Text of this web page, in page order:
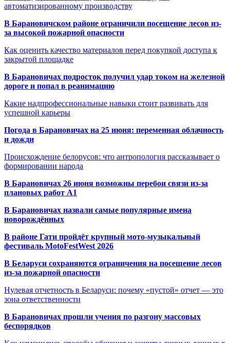
автоматизированному производству
В Барановичском районе ограничили посещение лесов из-
за высокой пожарной опасности
Как оценить качество материалов перед покупкой доступа к
закрытой площадке
В Барановичах подросток получил удар током на железной
дороге и попал в реанимацию
Какие надпрофессиональные навыки стоит развивать для
успешной карьеры
Погода в Барановичах на 25 июня: переменная облачность
и дожди
Происхождение белорусов: что антропология рассказывает о
формировании народа
В Барановичах 26 июня возможны перебои связи из-за
плановых работ A1
В Барановичах назвали самые популярные имена
новорождённых
В районе Гати пройдёт крупный мото-музыкальный
фестиваль MotoFestWest 2026
В Беларуси сохраняются ограничения на посещение лесов
из-за пожарной опасности
Нулевая отчетность в Беларуси: почему «пустой» отчет — это
зона ответственности
В Барановичах прошли учения по разгону массовых
беспорядков